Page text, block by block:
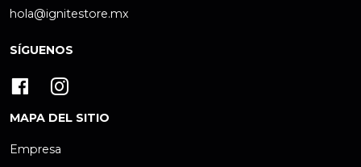
hola@ignitestore.mx
SÍGUENOS
MAPA DEL SITIO
Empresa